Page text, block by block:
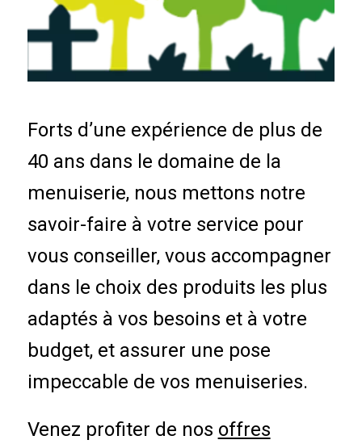
Forts d’une expérience de plus de
40 ans dans le domaine de la
menuiserie, nous mettons notre
savoir-faire à votre service pour
vous conseiller, vous accompagner
dans le choix des produits les plus
adaptés à vos besoins et à votre
budget, et assurer une pose
impeccable de vos menuiseries.
Venez profiter de nos offres